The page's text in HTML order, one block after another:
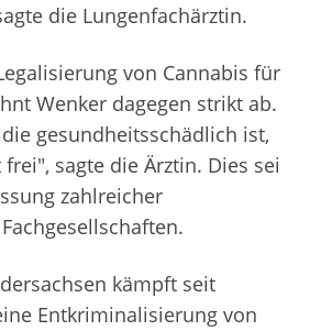
die Lungenfachärztin.
von Cannabis für
Wenker dagegen strikt ab.
gesundheitsschädlich ist,
sagte die Ärztin. Dies sei
zahlreicher
kämpft seit
Entkriminalisierung von